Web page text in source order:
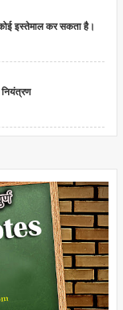
इस्तेमाल कर सकता है।